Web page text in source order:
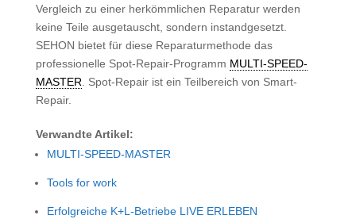
Vergleich zu einer herkömmlichen Reparatur werden
keine Teile ausgetauscht, sondern instandgesetzt.
SEHON bietet für diese Reparaturmethode das
professionelle Spot-Repair-Programm MULTI-SPEED-
MASTER . Spot-Repair ist ein Teilbereich von Smart-
Repair.
Verwandte Artikel:
MULTI-SPEED-MASTER
Tools for work
Erfolgreiche K+L-Betriebe LIVE ERLEBEN